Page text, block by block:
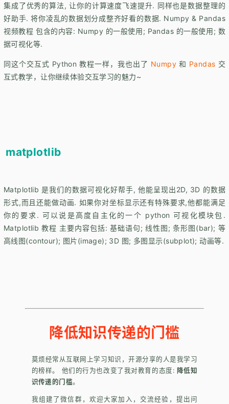
集成了优秀的算法, 让你的计算速度飞速提升. 同样也是数据整理的
好助手. 将你凌乱的数据划分成整齐好看的数据. Numpy & Pandas
视频教程 包含的内容: Numpy 的一般使用; Pandas 的一般使用; 数
据可视化等.
同这个交互式 Python 教程一样，我也出了 Numpy 和 Pandas 交
互式教学，让你继续体验交互学习的魅力~
matplotlib
Matplotlib 是我们的数据可视化好帮手, 他能呈现出2D, 3D 的数据
形式,而且还能做动画. 如果你对坐标显示还有特殊要求,他都能满足
你的要求. 可以说是高度自主化的一个 python 可视化模块包.
Matplotlib 教程 主要内容包括: 基础语句; 线性图; 条形图(bar); 等
高线图(contour); 图片(image); 3D 图; 多图显示(subplot); 动画等.
降低知识传递的门槛
莫烦经常从互联网上学习知识，开源分享的人是我学习
的榜样。 他们的行为也改变了我对教育的态度: 降低知
识传递的门槛。
我组建了微信群，欢迎大家加入，交流经验，提出问